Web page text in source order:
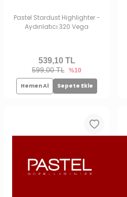
Pastel Stardust Highlighter -
Aydınlatıcı 320 Vega
599,00 TL %10
539,10TL
Hemen Al Sepete Ekle